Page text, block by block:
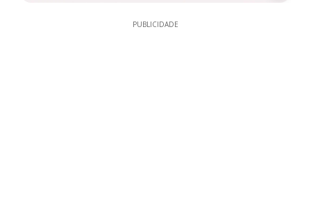
PUBLICIDADE